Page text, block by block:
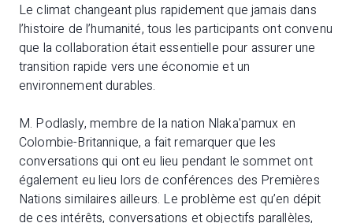
Le climat changeant plus rapidement que jamais dans
l’histoire de l’humanité, tous les participants ont convenu
que la collaboration était essentielle pour assurer une
transition rapide vers une économie et un
environnement durables.
M. Podlasly, membre de la nation Nlaka'pamux en
Colombie-Britannique, a fait remarquer que les
conversations qui ont eu lieu pendant le sommet ont
également eu lieu lors de conférences des Premières
Nations similaires ailleurs. Le problème est qu’en dépit
de ces intérêts, conversations et objectifs parallèles,